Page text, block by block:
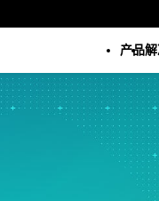
产品
所有产品
Minitab Solution
Minitab Statistical
所有资源和服务 技